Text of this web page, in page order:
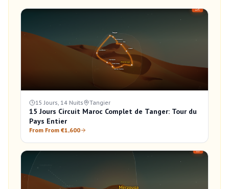
15 Jours, 14 Nuits Tangier
15 Jours Circuit Maroc Complet de Tanger: Tour du
Pays Entier
From From €1,600